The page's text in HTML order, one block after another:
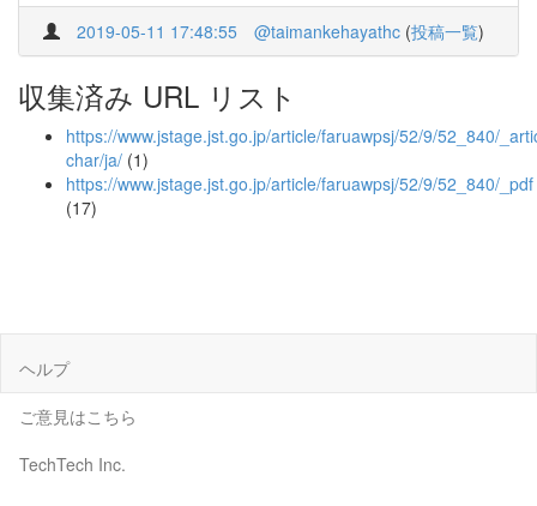
2019-05-11 17:48:55 @taimankehayathc (投稿一覧)
収集済み URL リスト
https://www.jstage.jst.go.jp/article/faruawpsj/52/9/52_840/
char/ja/ (1)
https://www.jstage.jst.go.jp/article/faruawpsj/52/9/52_840/_pdf
(17)
ヘルプ
ご意見はこちら
TechTech Inc.